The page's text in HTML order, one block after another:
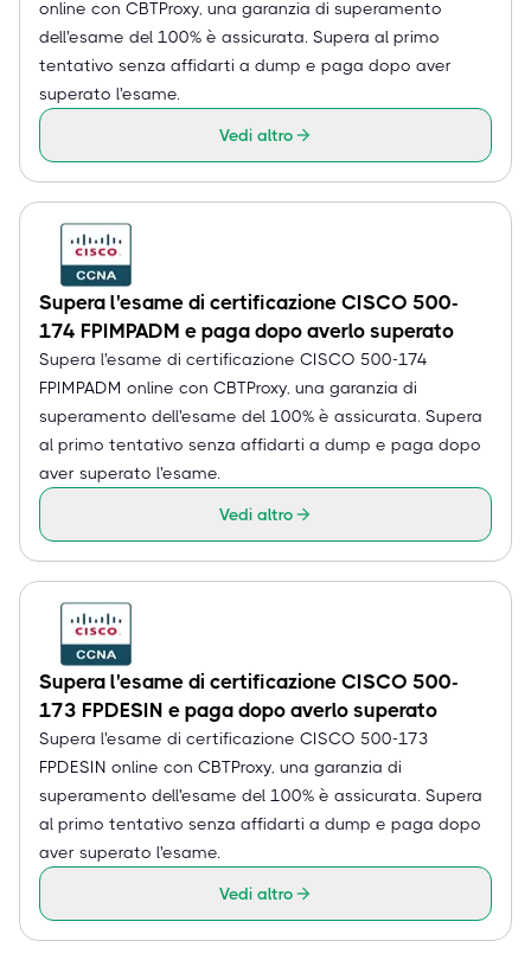
online con CBTProxy, una garanzia di superamento
dell'esame del 100% è assicurata. Supera al primo
tentativo senza affidarti a dump e paga dopo aver
superato l'esame.
Vedi altro
Supera l'esame di certificazione CISCO 500-
174 FPIMPADM e paga dopo averlo superato
Supera l'esame di certificazione CISCO 500-174
FPIMPADM online con CBTProxy, una garanzia di
superamento dell'esame del 100% è assicurata. Supera
al primo tentativo senza affidarti a dump e paga dopo
aver superato l'esame.
Vedi altro
Supera l'esame di certificazione CISCO 500-
173 FPDESIN e paga dopo averlo superato
Supera l'esame di certificazione CISCO 500-173
FPDESIN online con CBTProxy, una garanzia di
superamento dell'esame del 100% è assicurata. Supera
al primo tentativo senza affidarti a dump e paga dopo
aver superato l'esame.
Vedi altro